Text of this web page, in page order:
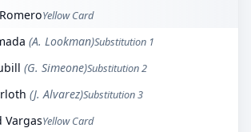
Yellow Card
(A. Lookman)Substitution 1
(G. Simeone)Substitution 2
(J. Alvarez)Substitution 3
VargasYellow Card